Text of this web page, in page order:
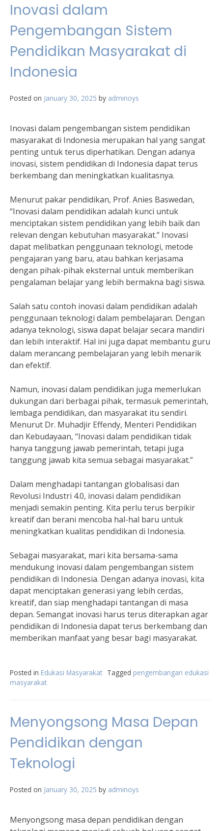
Inovasi dalam
Pengembangan Sistem
Pendidikan Masyarakat di
Indonesia
Posted on January 30, 2025 by adminoys
Inovasi dalam pengembangan sistem pendidikan
masyarakat di Indonesia merupakan hal yang sangat
penting untuk terus diperhatikan. Dengan adanya
inovasi, sistem pendidikan di Indonesia dapat terus
berkembang dan meningkatkan kualitasnya.
Menurut pakar pendidikan, Prof. Anies Baswedan,
“Inovasi dalam pendidikan adalah kunci untuk
menciptakan sistem pendidikan yang lebih baik dan
relevan dengan kebutuhan masyarakat.” Inovasi
dapat melibatkan penggunaan teknologi, metode
pengajaran yang baru, atau bahkan kerjasama
dengan pihak-pihak eksternal untuk memberikan
pengalaman belajar yang lebih bermakna bagi siswa.
Salah satu contoh inovasi dalam pendidikan adalah
penggunaan teknologi dalam pembelajaran. Dengan
adanya teknologi, siswa dapat belajar secara mandiri
dan lebih interaktif. Hal ini juga dapat membantu guru
dalam merancang pembelajaran yang lebih menarik
dan efektif.
Namun, inovasi dalam pendidikan juga memerlukan
dukungan dari berbagai pihak, termasuk pemerintah,
lembaga pendidikan, dan masyarakat itu sendiri.
Menurut Dr. Muhadjir Effendy, Menteri Pendidikan
dan Kebudayaan, “Inovasi dalam pendidikan tidak
hanya tanggung jawab pemerintah, tetapi juga
tanggung jawab kita semua sebagai masyarakat.”
Dalam menghadapi tantangan globalisasi dan
Revolusi Industri 4.0, inovasi dalam pendidikan
menjadi semakin penting. Kita perlu terus berpikir
kreatif dan berani mencoba hal-hal baru untuk
meningkatkan kualitas pendidikan di Indonesia.
Sebagai masyarakat, mari kita bersama-sama
mendukung inovasi dalam pengembangan sistem
pendidikan di Indonesia. Dengan adanya inovasi, kita
dapat menciptakan generasi yang lebih cerdas,
kreatif, dan siap menghadapi tantangan di masa
depan. Semangat inovasi harus terus diterapkan agar
pendidikan di Indonesia dapat terus berkembang dan
memberikan manfaat yang besar bagi masyarakat.
Posted in Edukasi Masyarakat Tagged pengembangan edukasi
masyarakat
Menyongsong Masa Depan
Pendidikan dengan
Teknologi
Posted on January 30, 2025 by adminoys
Menyongsong masa depan pendidikan dengan